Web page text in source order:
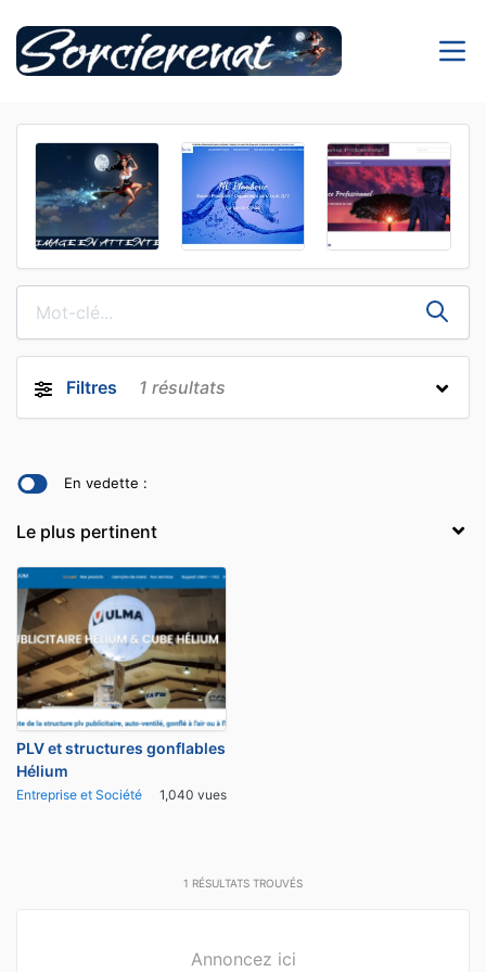
Filtres 1 résultats
En vedette :
PLV et structures gonflables
Hélium
Entreprise et Société 1,040 vues
1 RÉSULTATS TROUVÉS
Annoncez ici